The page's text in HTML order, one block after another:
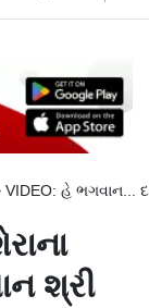
VIDEO: હે ભગવાન...
શ્રી